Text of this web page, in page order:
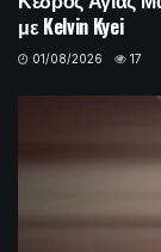
με Kelvin Kyei
01/08/2026 17